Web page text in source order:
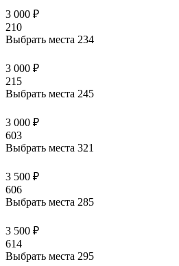
3 000 ₽
210
Выбрать места 234
3 000 ₽
215
Выбрать места 245
3 000 ₽
603
Выбрать места 321
3 500 ₽
606
Выбрать места 285
3 500 ₽
614
Выбрать места 295